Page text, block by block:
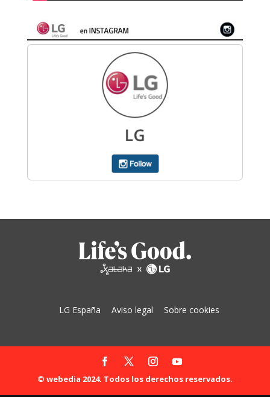
LG España Aviso legal Sobre cookies
© webedia 2024. Todos los derechos reservados.